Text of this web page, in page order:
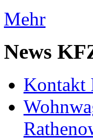
Mehr
News
Kontakt